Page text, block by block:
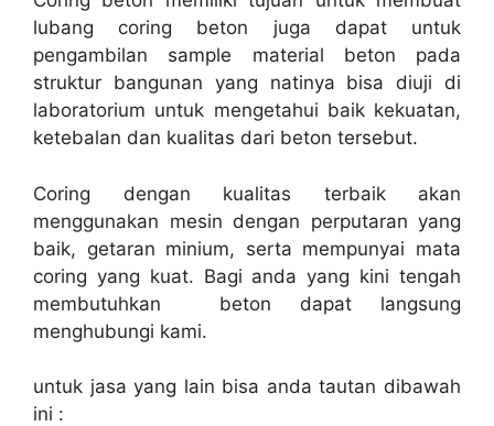
lubang coring beton juga dapat untuk
pengambilan sample material beton pada
struktur bangunan yang natinya bisa diuji di
laboratorium untuk mengetahui baik kekuatan,
ketebalan dan kualitas dari beton tersebut.
Coring dengan kualitas terbaik akan
menggunakan mesin dengan perputaran yang
baik, getaran minium, serta mempunyai mata
coring yang kuat. Bagi anda yang kini tengah
membutuhkan beton dapat langsung
menghubungi kami.
untuk jasa yang lain bisa anda tautan dibawah
ini :